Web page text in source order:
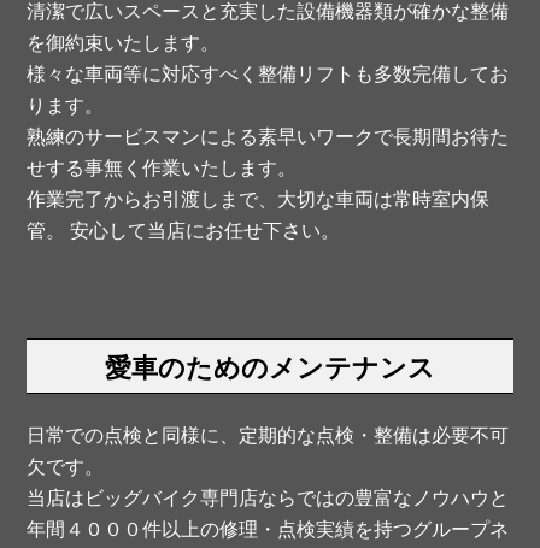
清潔で広いスペースと充実した設備機器類が確かな整備
を御約束いたします。
様々な車両等に対応すべく整備リフトも多数完備してお
ります。
熟練のサービスマンによる素早いワークで長期間お待た
せする事無く作業いたします。
作業完了からお引渡しまで、大切な車両は常時室内保
管。 安心して当店にお任せ下さい。
愛車のためのメンテナンス
日常での点検と同様に、定期的な点検・整備は必要不可
欠です。
当店はビッグバイク専門店ならではの豊富なノウハウと
年間４０００件以上の修理・点検実績を持つグループネ